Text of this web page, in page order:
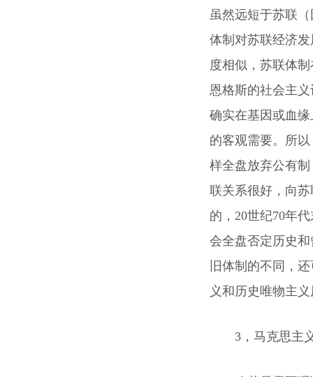
虽然远短于苏联
体制对苏联经济
度相似，苏联体
恩格斯的社会主
确实在基因或血
的客观需要。所
样全盘放弃公有
联关系很好，向
的，20世纪70年
会全盘否定历史
旧体制的不同，
义和历史唯物主
3，马克思主